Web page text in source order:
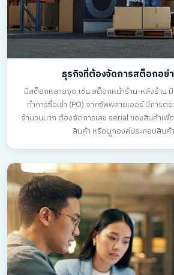
ธุรกิจที่ต้องจัดการสต็อกอย่
มีสต็อกหลายจุด เช่น สต็อกหน้าร้าน-หลังร้าน มี
ทำการซื้อเข้า (PO) จากซัพพลายเออร์ มีการต
จำนวนมาก ต้องจัดการเลข serial ของสินค้าเพื่
สินค้า หรือผูกองค์ประกอบสินค้